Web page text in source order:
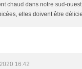
chaud dans notre sud-
elles doivent être
16:42